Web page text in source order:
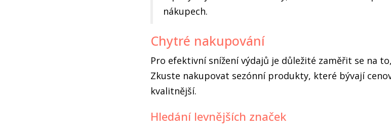
nákupech.
Chytré nakupování
Pro efektivní snížení výdajů je důležité zaměřit se na
Zkuste nakupovat sezónní produkty, které bývají
kvalitnější.
Hledání levnějších značek